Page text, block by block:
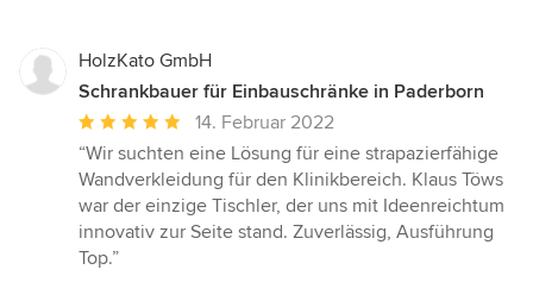
HolzKato GmbH
Schrankbauer für Einbauschränke in Paderborn
Durchschnittliche
Bewertung:
5
von
5
Sternen
14. Februar 2022
“Wir suchten eine Lösung für eine strapazierfähige
Wandverkleidung für den Klinikbereich. Klaus Töws
war der einzige Tischler, der uns mit Ideenreichtum
innovativ zur Seite stand. Zuverlässig, Ausführung
Top.”